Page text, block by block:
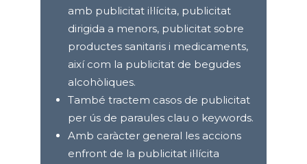
amb publicitat il·lícita, publicitat
dirigida a menors, publicitat sobre
productes sanitaris i medicaments,
així com la publicitat de begudes
alcohòliques.
També tractem casos de publicitat
per ús de paraules clau o keywords.
Amb caràcter general les accions
enfront de la publicitat il·lícita